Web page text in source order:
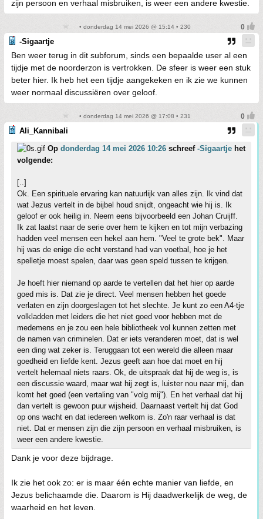
zijn persoon en verhaal misbruiken, is weer een andere kwestie.
• donderdag 14 mei 2026 @ 15:14 • 230
-Sigaartje
Ben weer terug in dit subforum, sinds een bepaalde user al een
tijdje met de noorderzon is vertrokken. De sfeer is weer een stuk
beter hier. Ik heb het een tijdje aangekeken en ik zie we kunnen
weer normaal discussiëren over geloof.
• donderdag 14 mei 2026 @ 17:08 • 231
Ali_Kannibali
Op donderdag 14 mei 2026 10:26 schreef -Sigaartje het
volgende:
[..]
Ok. Een spirituele ervaring kan natuurlijk van alles zijn. Ik vind dat
wat Jezus vertelt in de bijbel houd snijdt, ongeacht wie hij is. Ik
geloof er ook heilig in. Neem eens bijvoorbeeld een Johan Cruijff.
Ik zat laatst naar de serie over hem te kijken en tot mijn verbazing
hadden veel mensen een hekel aan hem. "Veel te grote bek". Maar
hij was de enige die echt verstand had van voetbal, hoe je het
spelletje moest spelen, daar was geen speld tussen te krijgen.
Je hoeft hier niemand op aarde te vertellen dat het hier op aarde
goed mis is. Dat zie je direct. Veel mensen hebben het goede
verlaten en zijn doorgeslagen tot het slechte. Je kunt zo een A4-tje
volkladden met leiders die het niet goed voor hebben met de
medemens en je zou een hele bibliotheek vol kunnen zetten met
de namen van criminelen. Dat er iets veranderen moet, dat is wel
een ding wat zeker is. Teruggaan tot een wereld die alleen maar
goedheid en liefde kent. Jezus geeft aan hoe dat moet en hij
vertelt helemaal niets raars. Ok, de uitspraak dat hij de weg is, is
een discussie waard, maar wat hij zegt is, luister nou naar mij, dan
komt het goed (een vertaling van "volg mij"). En het verhaal dat hij
dan vertelt is gewoon puur wijsheid. Daarnaast vertelt hij dat God
op ons wacht en dat iedereen welkom is. Zo'n raar verhaal is dat
niet. Dat er mensen zijn die zijn persoon en verhaal misbruiken, is
weer een andere kwestie.
Dank je voor deze bijdrage.
Ik zie het ook zo: er is maar één echte manier van liefde, en
Jezus belichaamde die. Daarom is Hij daadwerkelijk de weg, de
waarheid en het leven.